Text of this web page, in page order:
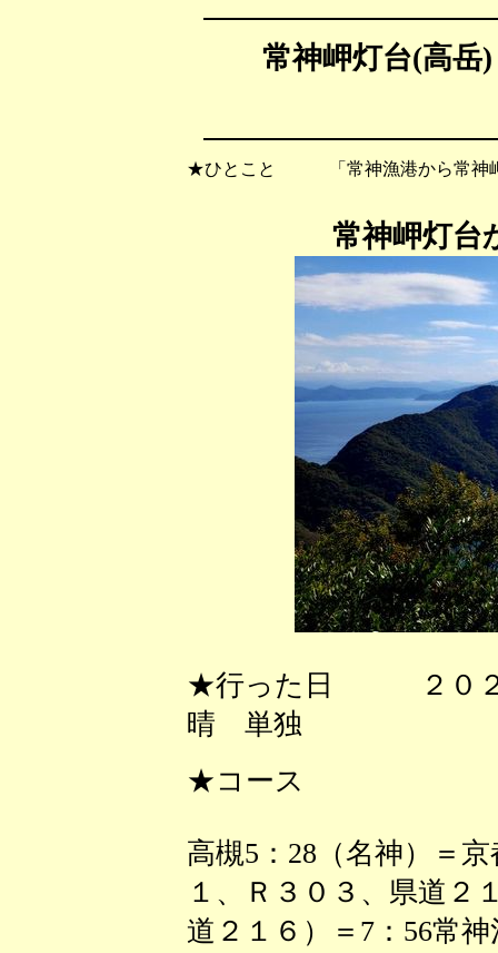
常神岬灯台(高岳
★ひとこと 「常神漁港から常神岬
常神岬灯台
★行った日 ２０２
晴 単独
★コース
高槻5：28（名神）＝
１、Ｒ３０３、県道２
道２１６）＝7：56常